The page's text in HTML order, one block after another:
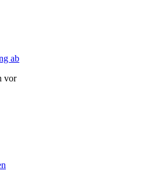
ab
vor